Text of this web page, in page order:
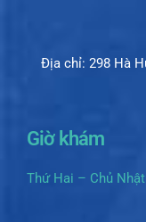
Địa chỉ: 298 Hà
Giờ khám
Thứ Hai – Chủ Nhật